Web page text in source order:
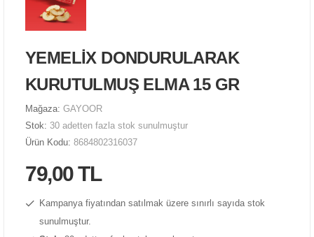
YEMELİX DONDURULARAK
KURUTULMUŞ ELMA 15 GR
Mağaza: GAYOOR
Stok: 30 adetten fazla stok sunulmuştur
Ürün Kodu: 8684802316037
79,00 TL
Kampanya fiyatından satılmak üzere sınırlı sayıda stok
sunulmuştur.